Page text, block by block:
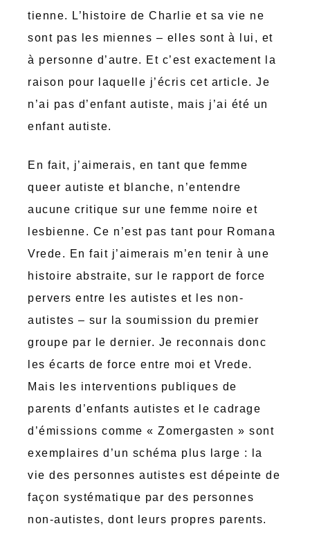
tienne. L’histoire de Charlie et sa vie ne
sont pas les miennes – elles sont à lui, et
à personne d’autre. Et c’est exactement la
raison pour laquelle j’écris cet article. Je
n’ai pas d’enfant autiste, mais j’ai été un
enfant autiste.
En fait, j’aimerais, en tant que femme
queer autiste et blanche, n’entendre
aucune critique sur une femme noire et
lesbienne. Ce n’est pas tant pour Romana
Vrede. En fait j’aimerais m’en tenir à une
histoire abstraite, sur le rapport de force
pervers entre les autistes et les non-
autistes – sur la soumission du premier
groupe par le dernier. Je reconnais donc
les écarts de force entre moi et Vrede.
Mais les interventions publiques de
parents d’enfants autistes et le cadrage
d’émissions comme « Zomergasten » sont
exemplaires d’un schéma plus large : la
vie des personnes autistes est dépeinte de
façon systématique par des personnes
non-autistes, dont leurs propres parents.